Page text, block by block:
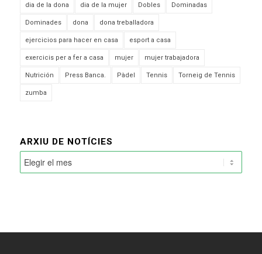
dia de la dona dia de la mujer Dobles Dominadas
Dominades dona dona treballadora
ejercicios para hacer en casa esport a casa
exercicis per a fer a casa mujer mujer trabajadora
Nutrición Press Banca. Pàdel Tennis Torneig de Tennis
zumba
ARXIU DE NOTÍCIES